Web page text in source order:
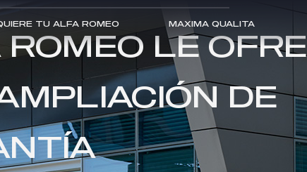
TU ALFA ROMEO MAXIMA QUALITA
LE
DE